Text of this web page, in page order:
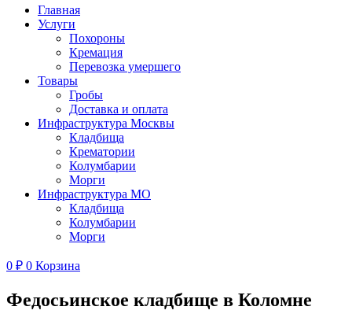
Главная
Услуги
Похороны
Кремация
Перевозка умершего
Товары
Гробы
Доставка и оплата
Инфраструктура Москвы
Кладбища
Крематории
Колумбарии
Морги
Инфраструктура МО
Кладбища
Колумбарии
Морги
0 ₽ 0 Корзина
Федосьинское кладбище в Коломне